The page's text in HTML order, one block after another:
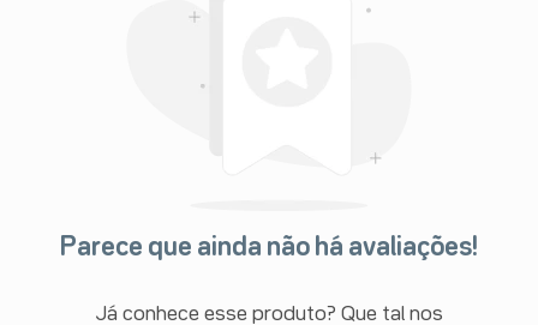
Parece que ainda não há avaliações!
Já conhece esse produto? Que tal nos